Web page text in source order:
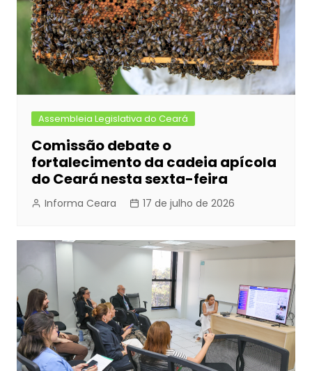
Assembleia Legislativa do Ceará
Comissão debate o
fortalecimento da cadeia apícola
do Ceará nesta sexta-feira
Informa Ceara 17 de julho de 2026